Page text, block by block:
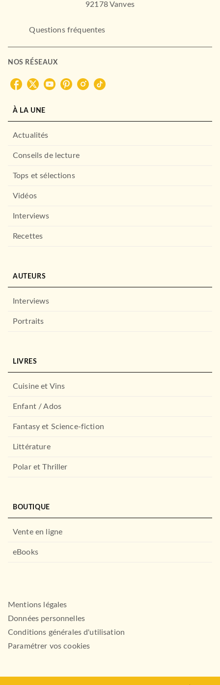
92178 Vanves
Questions fréquentes
NOS RÉSEAUX
À LA UNE
Actualités
Conseils de lecture
Tops et sélections
Vidéos
Interviews
Recettes
AUTEURS
Interviews
Portraits
LIVRES
Cuisine et Vins
Enfant / Ados
Fantasy et Science-fiction
Littérature
Polar et Thriller
BOUTIQUE
Vente en ligne
eBooks
Mentions légales
Données personnelles
Conditions générales d'utilisation
Paramétrer vos cookies